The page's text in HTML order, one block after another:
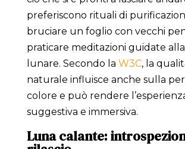
preferiscono rituali di
bruciare un foglio con vecchi
praticare meditazioni guidate
lunare. Secondo la W3C, la
naturale influisce anche sulla
colore e può rendere
suggestiva e immersiva.
Luna calante: